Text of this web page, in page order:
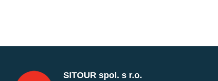
SITOUR spol. s r.o.